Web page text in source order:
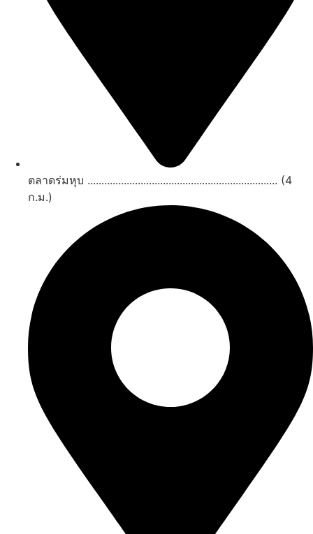
ตลาดร่มหุบ .................................................................... (4
ก.ม.)